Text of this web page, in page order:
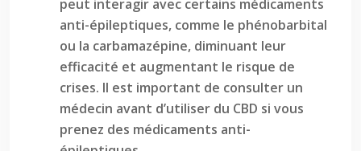
peut interagir avec certains médicaments
anti-épileptiques, comme le phénobarbital
ou la carbamazépine, diminuant leur
efficacité et augmentant le risque de
crises. Il est important de consulter un
médecin avant d’utiliser du CBD si vous
prenez des médicaments anti-